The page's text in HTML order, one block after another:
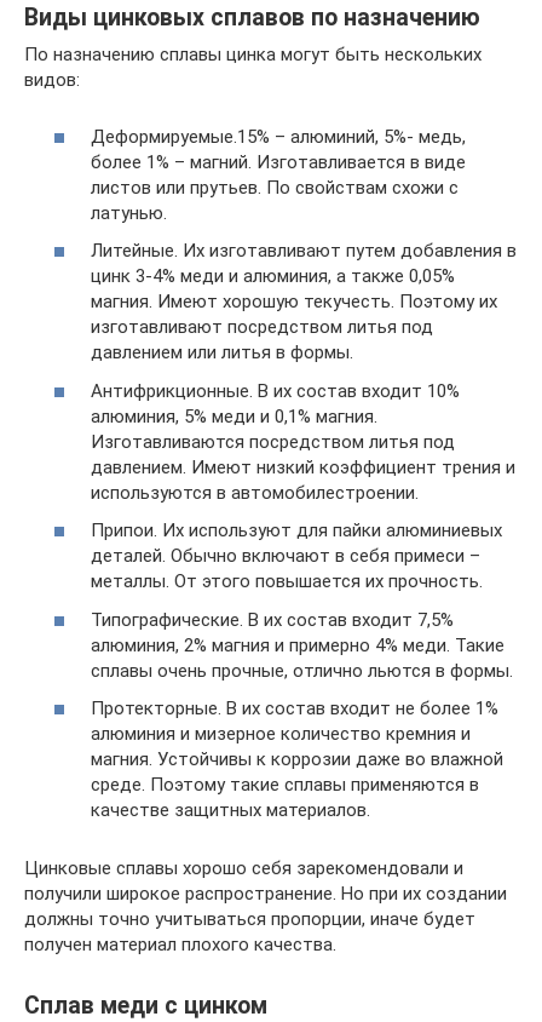
Виды цинковых сплавов по назначению
По назначению сплавы цинка могут быть нескольких
видов:
Деформируемые.15% – алюминий, 5%- медь,
более 1% – магний. Изготавливается в виде
листов или прутьев. По свойствам схожи с
латунью.
Литейные. Их изготавливают путем добавления в
цинк 3-4% меди и алюминия, а также 0,05%
магния. Имеют хорошую текучесть. Поэтому их
изготавливают посредством литья под
давлением или литья в формы.
Антифрикционные. В их состав входит 10%
алюминия, 5% меди и 0,1% магния.
Изготавливаются посредством литья под
давлением. Имеют низкий коэффициент трения и
используются в автомобилестроении.
Припои. Их используют для пайки алюминиевых
деталей. Обычно включают в себя примеси –
металлы. От этого повышается их прочность.
Типографические. В их состав входит 7,5%
алюминия, 2% магния и примерно 4% меди. Такие
сплавы очень прочные, отлично льются в формы.
Протекторные. В их состав входит не более 1%
алюминия и мизерное количество кремния и
магния. Устойчивы к коррозии даже во влажной
среде. Поэтому такие сплавы применяются в
качестве защитных материалов.
Цинковые сплавы хорошо себя зарекомендовали и
получили широкое распространение. Но при их создании
должны точно учитываться пропорции, иначе будет
получен материал плохого качества.
Сплав меди с цинком